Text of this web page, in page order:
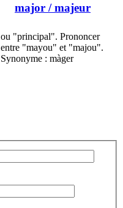
major / majeur
ou "principal". Prononcer
entre "mayou" et "majou".
Synonyme : màger